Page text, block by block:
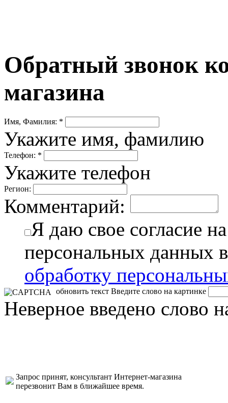
Обратный звонок
магазина
Имя, Фамилия: *
Укажите имя, фамилию
Телефон: *
Укажите телефон
Регион:
Комментарий:
Я даю свое согласие
персональных данных
обработку
обновить текст Введите слово на картинке
Неверное введено слово
Запрос принят, консультант Интернет-магазина
перезвонит Вам в ближайшее время.